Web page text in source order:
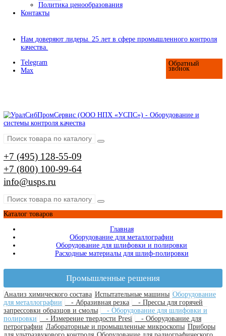
- Оценка эластичности и стойкости к
- Оценка абразивного износа покрытий
Сканеры шариков AVIKO
Упаковочные машины для шариков
Моечные машины
Ультразвуковые ванны
Видеоизмерительные системы
Измерительные микроскопы
Визуальный контроль
Видеоэндоскопы
Измерение глубины трещин
Коррозионный мониторинг
Производители
AFFRI
ARUN Technology
EDDYFI
GE
HELLING
HITACHI
IBERTEST